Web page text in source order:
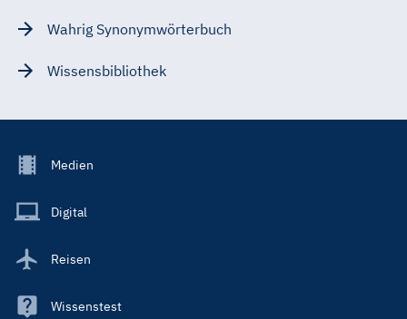
Wahrig Synonymwörterbuch
Wissensbibliothek
Footer
Main
Medien
Digital
Reisen
Wissenstest